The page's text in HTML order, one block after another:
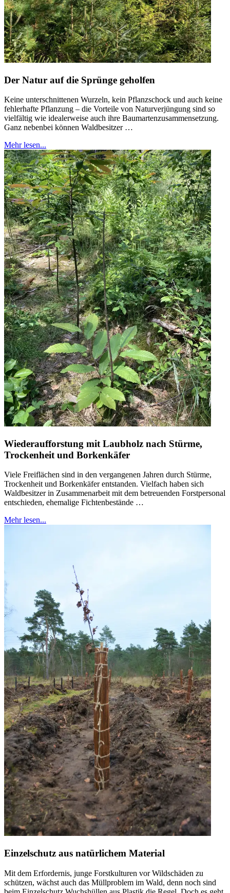
Der Natur auf die Sprünge geholfen
Keine unterschnittenen Wurzeln, kein Pflanzschock und auch keine
fehlerhafte Pflanzung – die Vorteile von Naturverjüngung sind so
vielfältig wie idealerweise auch ihre Baumartenzusammensetzung.
Ganz nebenbei können Waldbesitzer …
Mehr lesen...
Wiederaufforstung mit Laubholz nach Stürme,
Trockenheit und Borkenkäfer
Viele Freiflächen sind in den vergangenen Jahren durch Stürme,
Trockenheit und Borkenkäfer entstanden. Vielfach haben sich
Waldbesitzer in Zusammenarbeit mit dem betreuenden Forstpersonal
entschieden, ehemalige Fichtenbestände …
Mehr lesen...
Einzelschutz aus natürlichem Material
Mit dem Erfordernis, junge Forstkulturen vor Wildschäden zu
schützen, wächst auch das Müllproblem im Wald, denn noch sind